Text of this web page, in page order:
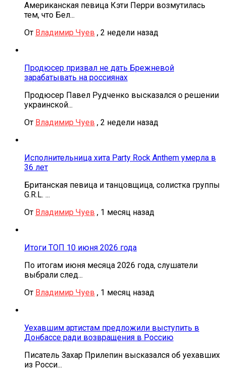
Американская певица Кэти Перри возмутилась
тем, что Бел...
От Владимир Чуев , 2 недели назад
Продюсер призвал не дать Брежневой
зарабатывать на россиянах
Продюсер Павел Рудченко высказался о решении
украинской...
От Владимир Чуев , 2 недели назад
Исполнительница хита Party Rock Anthem умерла в
36 лет
Британская певица и танцовщица, солистка группы
G.R.L. ...
От Владимир Чуев , 1 месяц назад
Итоги ТОП 10 июня 2026 года
По итогам июня месяца 2026 года, слушатели
выбрали след...
От Владимир Чуев , 1 месяц назад
Уехавшим артистам предложили выступить в
Донбассе ради возвращения в Россию
Писатель Захар Прилепин высказался об уехавших
из Росси...